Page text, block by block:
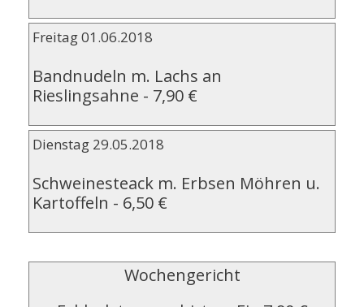
Freitag 01.06.2018
Bandnudeln m. Lachs an
Rieslingsahne - 7,90 €
Dienstag 29.05.2018
Schweinesteack m. Erbsen Möhren u.
Kartoffeln - 6,50 €
Wochengericht